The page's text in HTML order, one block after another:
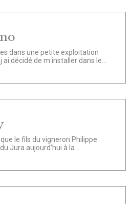
dans une petite exploitation
décidé de m installer dans le...
le fils du vigneron Philippe
Jura aujourd'hui à la...